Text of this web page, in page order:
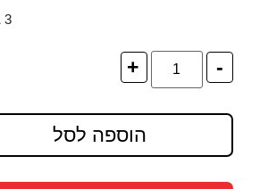
3 במלאי
-
+
הוספה לסל